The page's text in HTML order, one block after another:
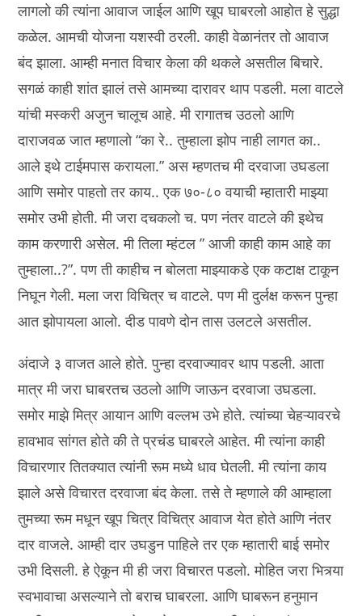
लागलो की त्यांना आवाज जाईल आणि खूप घाबरलो आहोत हे सुद्धा
कळेल. आमची योजना यशस्वी ठरली. काही वेळानंतर तो आवाज
बंद झाला. आम्ही मनात विचार केला की थकले असतील बिचारे.
सगळं काही शांत झालं तसे आमच्या दारावर थाप पडली. मला वाटले
यांची मस्करी अजुन चालूच आहे. मी रागातच उठलो आणि
दाराजवळ जात म्हणालो “का रे.. तुम्हाला झोप नाही लागत का..
आले इथे टाईमपास करायला.” अस म्हणतच मी दरवाजा उघडला
आणि समोर पाहतो तर काय.. एक ७०-८० वयाची म्हातारी माझ्या
समोर उभी होती. मी जरा दचकलो च. पण नंतर वाटले की इथेच
काम करणारी असेल. मी तिला म्हंटल ” आजी काही काम आहे का
तुम्हाला..?”. पण ती काहीच न बोलता माझ्याकडे एक कटाक्ष टाकून
निघून गेली. मला जरा विचित्र च वाटले. पण मी दुर्लक्ष करून पुन्हा
आत झोपायला आलो. दीड पावणे दोन तास उलटले असतील.
अंदाजे ३ वाजत आले होते. पुन्हा दरवाज्यावर थाप पडली. आता
मात्र मी जरा घाबरतच उठलो आणि जाऊन दरवाजा उघडला.
समोर माझे मित्र आयान आणि वल्लभ उभे होते. त्यांच्या चेहऱ्यावरचे
हावभाव सांगत होते की ते प्रचंड घाबरले आहेत. मी त्यांना काही
विचारणार तितक्यात त्यांनी रूम मध्ये धाव घेतली. मी त्यांना काय
झाले असे विचारत दरवाजा बंद केला. तसे ते म्हणाले की आम्हाला
तुमच्या रूम मधून खूप चित्र विचित्र आवाज येत होते आणि नंतर
दार वाजले. आम्ही दार उघडुन पाहिले तर एक म्हातारी बाई समोर
उभी दिसली. हे ऐकून मी ही जरा विचारत पडलो. मोहित जरा भित्र्या
स्वभावाचा असल्याने तो बराच घाबरला. आणि घाबरून हनुमान